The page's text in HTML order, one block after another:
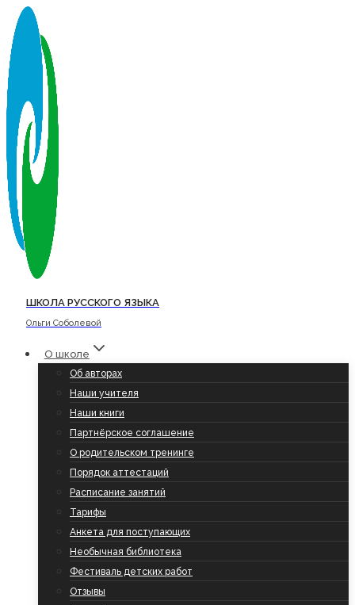
Перейти
содержимому
ШКОЛА РУССКОГО ЯЗЫКА
Ольги Соболевой
О школе
Об авторах
Наши учителя
Наши книги
Партнёрское соглашение
О родительском тренинге
Порядок аттестаций
Расписание занятий
Тарифы
Анкета для поступающих
Необычная библиотека
Фестиваль детских работ
Отзывы